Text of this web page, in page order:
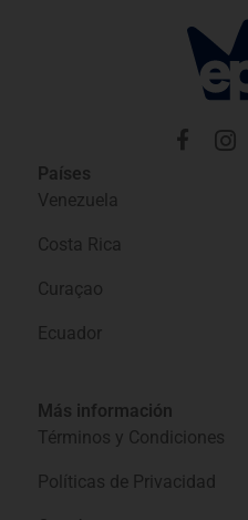
Países
Venezuela
Costa Rica
Curaçao
Ecuador
Más información
Términos y Condiciones
Políticas de Privacidad